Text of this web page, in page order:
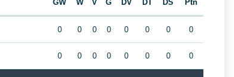
GW W V G DV DT DS Ptn
0 0 0 0 0 0 0 0
0 0 0 0 0 0 0 0